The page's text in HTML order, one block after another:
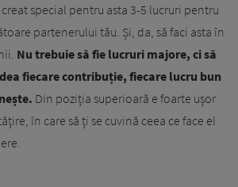
special pentru asta 3-5 lucruri pentru
partenerului tău. Și, da, să faci asta în
Nu trebuie să fie lucruri majore, ci să
fiecare contribuție, fiecare lucru bun
Din poziția superioară e foarte ușor
în care să ți se cuvină ceea ce face el